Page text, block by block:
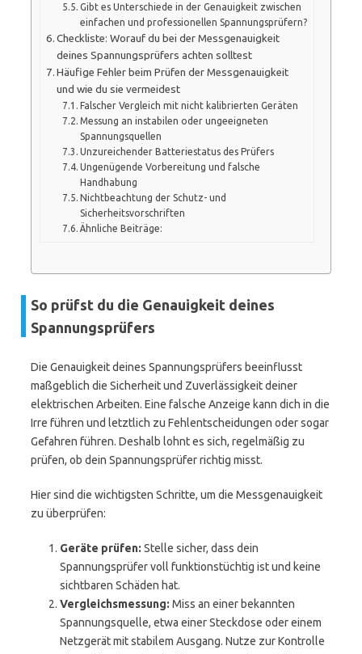
Gibt es Unterschiede in der Genauigkeit zwischen
einfachen und professionellen Spannungsprüfern?
Checkliste: Worauf du bei der Messgenauigkeit
deines Spannungsprüfers achten solltest
Häufige Fehler beim Prüfen der Messgenauigkeit
und wie du sie vermeidest
Falscher Vergleich mit nicht kalibrierten Geräten
Messung an instabilen oder ungeeigneten
Spannungsquellen
Unzureichender Batteriestatus des Prüfers
Ungenügende Vorbereitung und falsche
Handhabung
Nichtbeachtung der Schutz- und
Sicherheitsvorschriften
Ähnliche Beiträge:
So prüfst du die Genauigkeit deines
Spannungsprüfers
Die Genauigkeit deines Spannungsprüfers beeinflusst
maßgeblich die Sicherheit und Zuverlässigkeit deiner
elektrischen Arbeiten. Eine falsche Anzeige kann dich in die
Irre führen und letztlich zu Fehlentscheidungen oder sogar
Gefahren führen. Deshalb lohnt es sich, regelmäßig zu
prüfen, ob dein Spannungsprüfer richtig misst.
Hier sind die wichtigsten Schritte, um die Messgenauigkeit
zu überprüfen:
Geräte prüfen: Stelle sicher, dass dein
Spannungsprüfer voll funktionstüchtig ist und keine
sichtbaren Schäden hat.
Vergleichsmessung: Miss an einer bekannten
Spannungsquelle, etwa einer Steckdose oder einem
Netzgerät mit stabilem Ausgang. Nutze zur Kontrolle